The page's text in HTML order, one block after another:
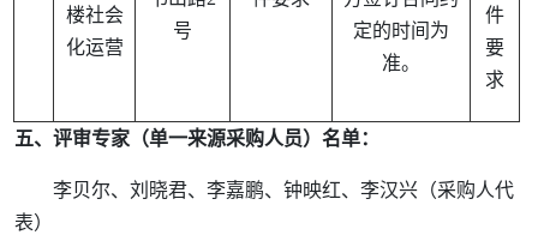
楼社会
化运营
号
定的时间为
准。
件
要
求
五、评审专家（单一来源采购人员）名单：
李贝尔、刘晓君、李嘉鹏、钟映红、李汉兴（采购人代
表）